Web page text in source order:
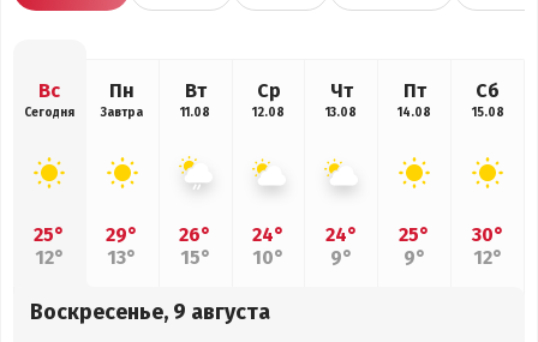
Вс
Сегодня
25°
12°
Пн
Завтра
29°
13°
Вт
11.08
26°
15°
Ср
12.08
24°
10°
Чт
13.08
24°
9°
Пт
14.08
25°
9°
Сб
15.08
30°
12°
Воскресенье, 9 августа